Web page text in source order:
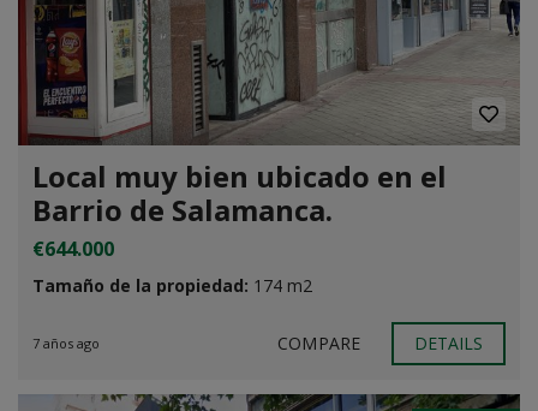
Local muy bien ubicado en el
Barrio de Salamanca.
€644.000
Tamaño de la propiedad: 174 m2
7 años ago COMPARE DETAILS